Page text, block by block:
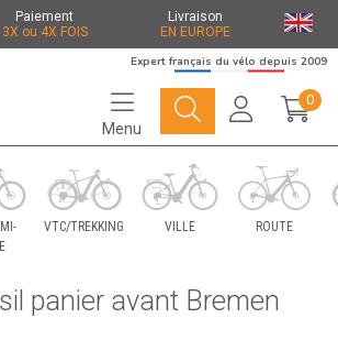
Paiement
3X ou 4X FOIS
Livraison
EN EUROPE
Votre distributeurs de vélo
Expert français du vélo depuis 2009
Menu
0
VTC/TREKKING VILLE ROUTE
panier avant Bremen